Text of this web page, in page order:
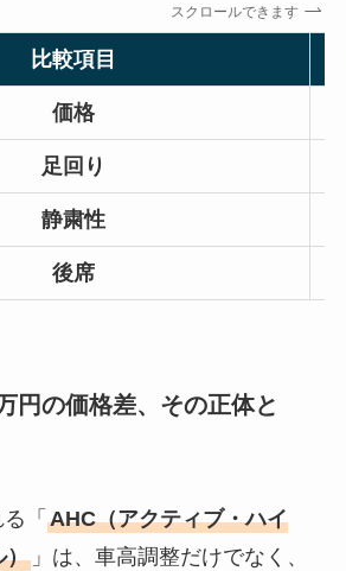
スクロールできます
比較項目
価格
足回り
静粛性
後席
円の価格差、その正体と
「 AHC（アクティブ・ハイ
）」は、車高調整だけでなく、